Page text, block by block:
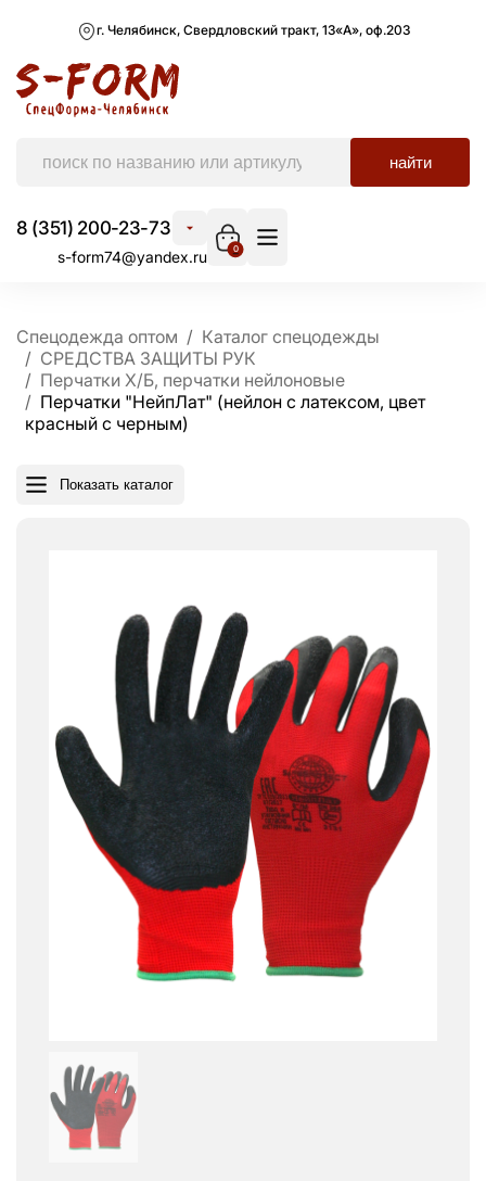
г. Челябинск, Свердловский тракт, 13«А», оф.203
найти
8 (351) 200-23-73
s-form74@yandex.ru 0
Спецодежда оптом
Каталог спецодежды
СРЕДСТВА ЗАЩИТЫ РУК
Перчатки Х/Б, перчатки нейлоновые
Перчатки "НейпЛат" (нейлон с латексом, цвет
красный с черным)
Показать каталог